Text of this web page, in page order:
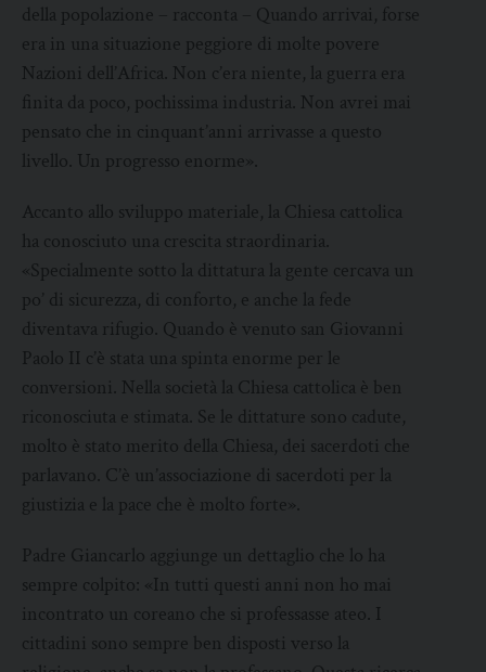
della popolazione – racconta – Quando arrivai, forse
era in una situazione peggiore di molte povere
Nazioni dell’Africa. Non c’era niente, la guerra era
finita da poco, pochissima industria. Non avrei mai
pensato che in cinquant’anni arrivasse a questo
livello. Un progresso enorme».
Accanto allo sviluppo materiale, la Chiesa cattolica
ha conosciuto una crescita straordinaria.
«Specialmente sotto la dittatura la gente cercava un
po’ di sicurezza, di conforto, e anche la fede
diventava rifugio. Quando è venuto san Giovanni
Paolo II c’è stata una spinta enorme per le
conversioni. Nella società la Chiesa cattolica è ben
riconosciuta e stimata. Se le dittature sono cadute,
molto è stato merito della Chiesa, dei sacerdoti che
parlavano. C’è un’associazione di sacerdoti per la
giustizia e la pace che è molto forte».
Padre Giancarlo aggiunge un dettaglio che lo ha
sempre colpito: «In tutti questi anni non ho mai
incontrato un coreano che si professasse ateo. I
cittadini sono sempre ben disposti verso la